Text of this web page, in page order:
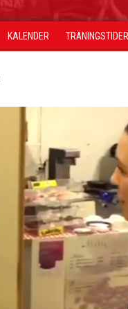
KALENDER TRÄNINGSTIDER